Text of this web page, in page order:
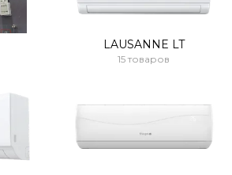
LAUSANNE LT
15 товаров